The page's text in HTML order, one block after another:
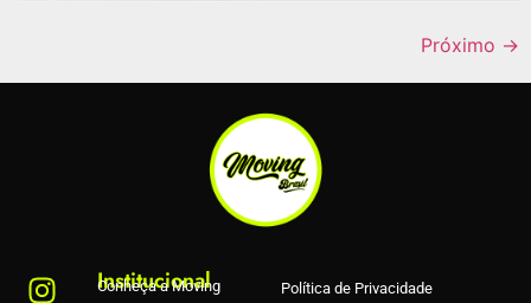
Próximo →
Institucional
Conheça a Moving
Política de Privacidade